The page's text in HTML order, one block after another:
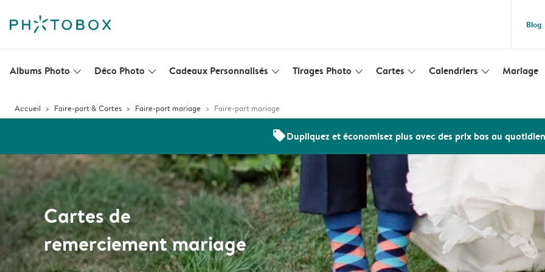
Blog
Albums Photo slim_arrow_down Déco Photo slim_arrow_down Cadeaux Personnalisés slim_arrow_down Tirages Photo slim_arrow_down Cartes slim_arrow_down Calendriers slim_arrow_down Mariage
Accueil Faire-part & Cartes Faire-part mariage Faire-part mariage
offersDupliquez et économisez plus avec des prix bas au quotidien
Cartes de
remerciement mariage